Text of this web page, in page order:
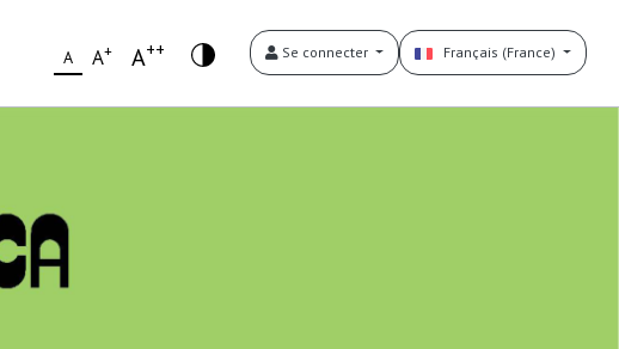
A A+ A++ Se connecter Français (France)